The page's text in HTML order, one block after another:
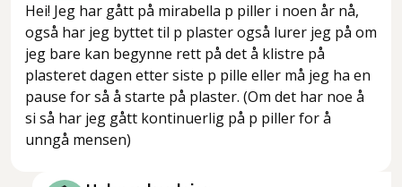
Hei! Jeg har gått på mirabella p piller i noen år nå,
også har jeg byttet til p plaster også lurer jeg på om
jeg bare kan begynne rett på det å klistre på
plasteret dagen etter siste p pille eller må jeg ha en
pause for så å starte på plaster. (Om det har noe å
si så har jeg gått kontinuerlig på p piller for å
unngå mensen)